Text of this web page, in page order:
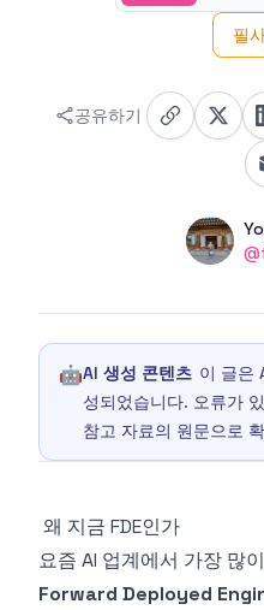
필
공유하기
🤖AI 생성 콘텐츠 이 글은
성되었습니다. 오류가
참고 자료의 원문으로
왜 지금 FDE인가
요즘 AI 업계에서 가장 많
Forward Deployed